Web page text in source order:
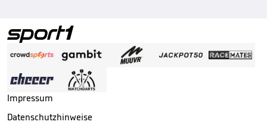
Impressum
Datenschutzhinweise